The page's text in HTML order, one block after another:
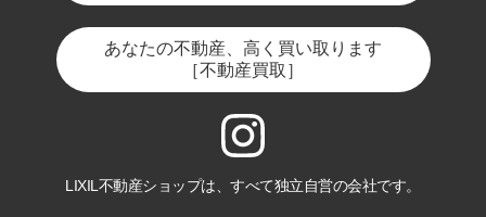
あなたの不動産、高く買い取ります
［不動産買取］
LIXIL不動産ショップは、すべて独立自営の会社です。